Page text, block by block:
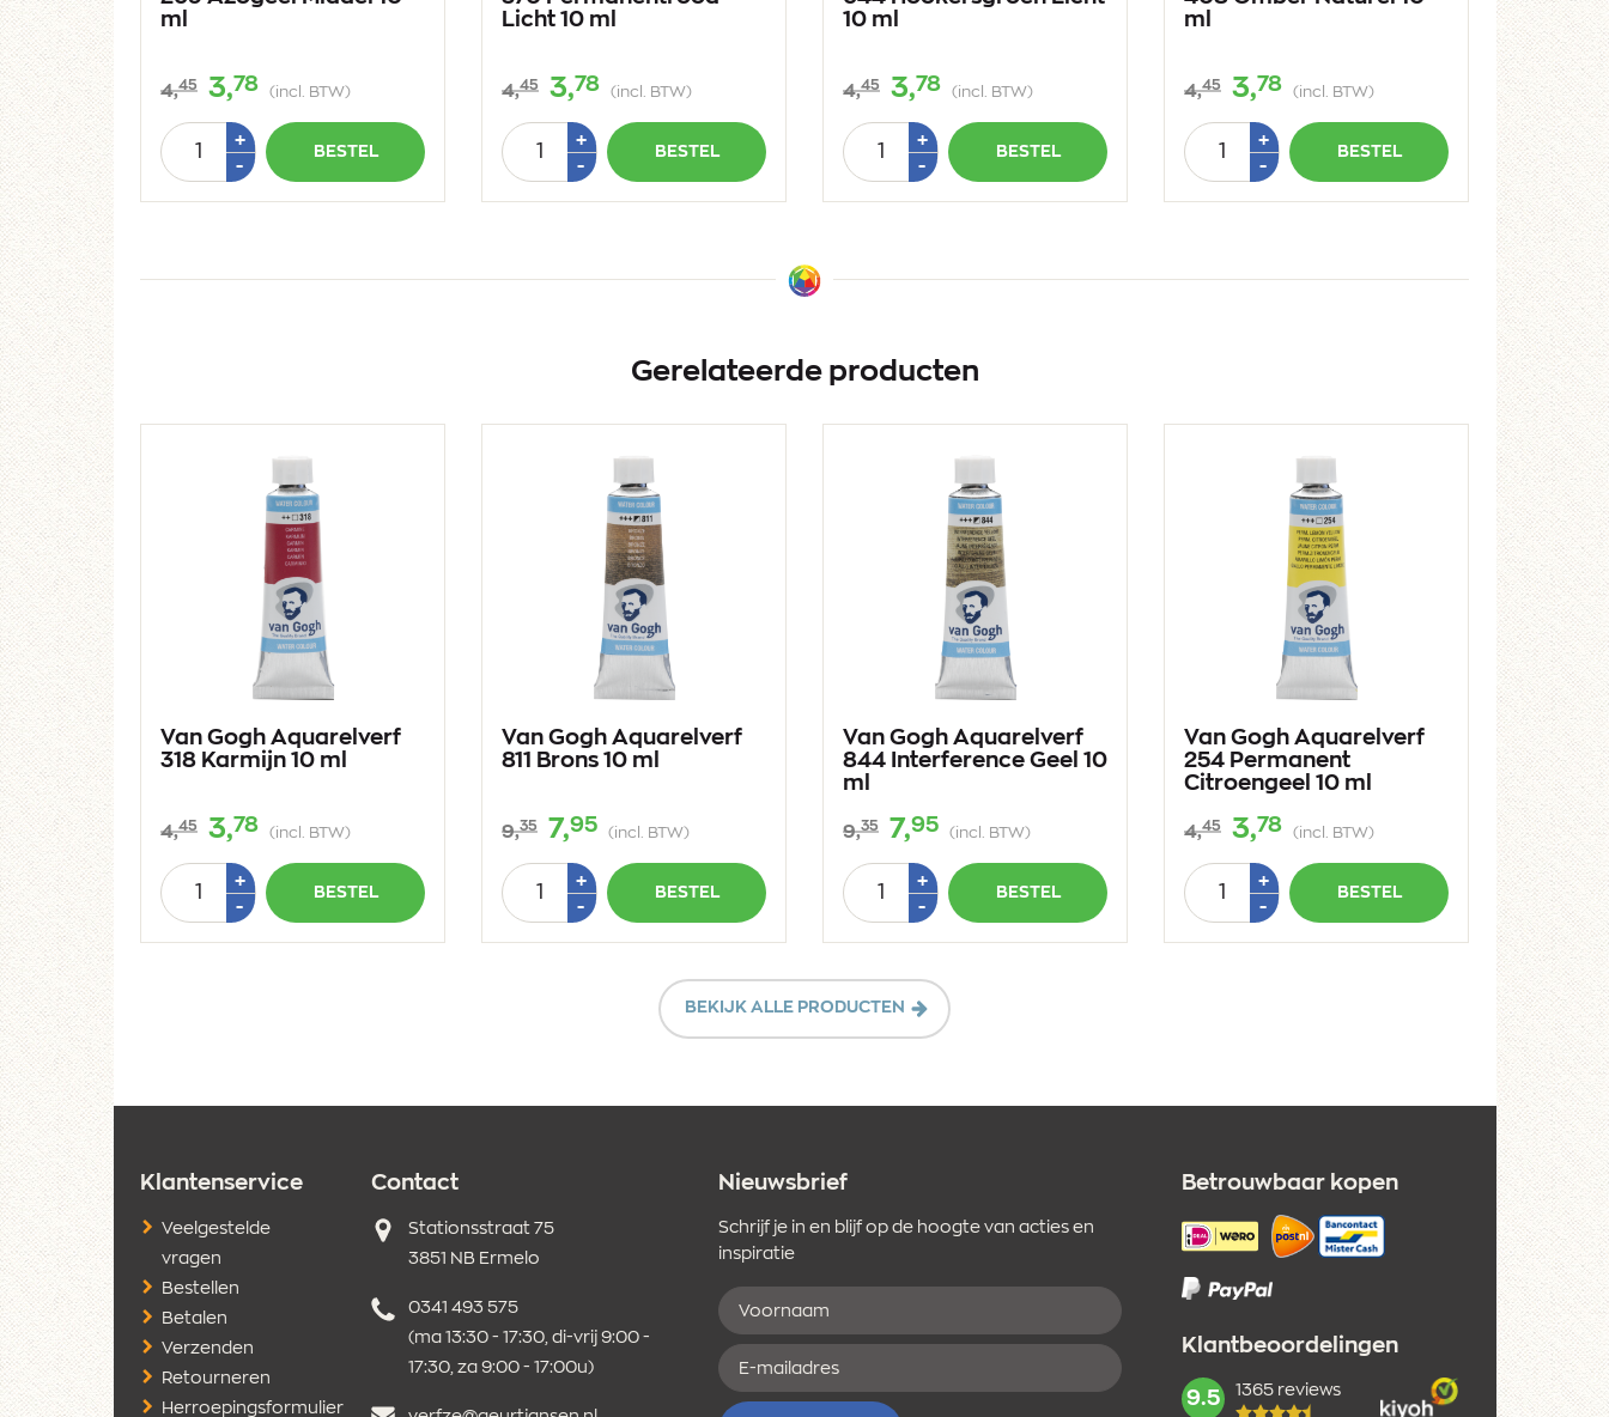
ml
4,45 3,78 (incl. BTW)
Aantal +Plus
-Min
BESTEL
Licht 10 ml
4,45 3,78 (incl. BTW)
Aantal +Plus
-Min
BESTEL
10 ml
4,45 3,78 (incl. BTW)
Aantal +Plus
-Min
BESTEL
ml
4,45 3,78 (incl. BTW)
Aantal +Plus
-Min
BESTEL
ml
4, 45 3,
Aantal +
-
Gerelateerde producten
Van Gogh Aquarelverf
318 Karmijn 10 ml
4,45 3,78 (incl. BTW)
Aantal +Plus
-Min
BESTEL
Van Gogh Aquarelverf
811 Brons 10 ml
9,35 7,95 (incl. BTW)
Aantal +Plus
-Min
BESTEL
Van Gogh Aquarelverf
844 Interference Geel 10
ml
9,35 7,95 (incl. BTW)
Aantal +Plus
-Min
BESTEL
Van Gogh Aquarelverf
254 Permanent
Citroengeel 10 ml
4,45 3,78 (incl. BTW)
Aantal +Plus
-Min
BESTEL
BEKIJK ALLE PRODUCTEN
Klantenservice
Veelgestelde
vragen
Bestellen
Betalen
Verzenden
Retourneren
Herroepingsformulier
Contact
Adres
Stationsstraat 75
3851 NB Ermelo
Telefoonnummer
0341 493 575
(ma 13:30 - 17:30, di-vrij 9:00 -
17:30, za 9:00 - 17:00u)
Nieuwsbrief
Schrijf je in en blijf op de hoogte van acties en
inspiratie
Voornaam
E-
mailadres
Betrouwbaar kopen
Klantbeoordelingen
mark:
9.5 1365 reviews